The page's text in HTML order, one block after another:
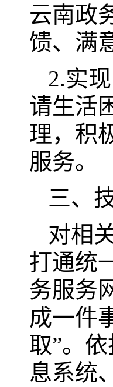
云南政
馈、满
2.实
请生活
理，积
服务。
三、
对相
打通统
务服务
成一件
取”。
息系统